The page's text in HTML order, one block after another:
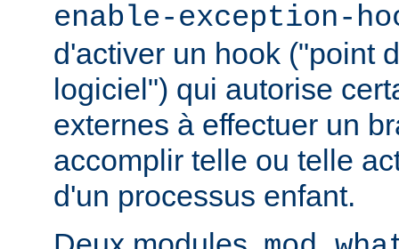
enable-exception-
d'activer un hook ("point
logiciel") qui autorise
externes à effectuer un
accomplir telle ou telle
d'un processus enfant.